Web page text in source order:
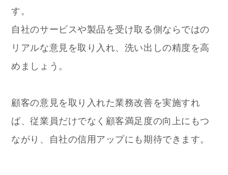
す。
自社のサービスや製品を受け取る側ならではの
リアルな意見を取り入れ、洗い出しの精度を高
めましょう。
顧客の意見を取り入れた業務改善を実施すれ
ば、従業員だけでなく顧客満足度の向上にもつ
ながり、自社の信用アップにも期待できます。